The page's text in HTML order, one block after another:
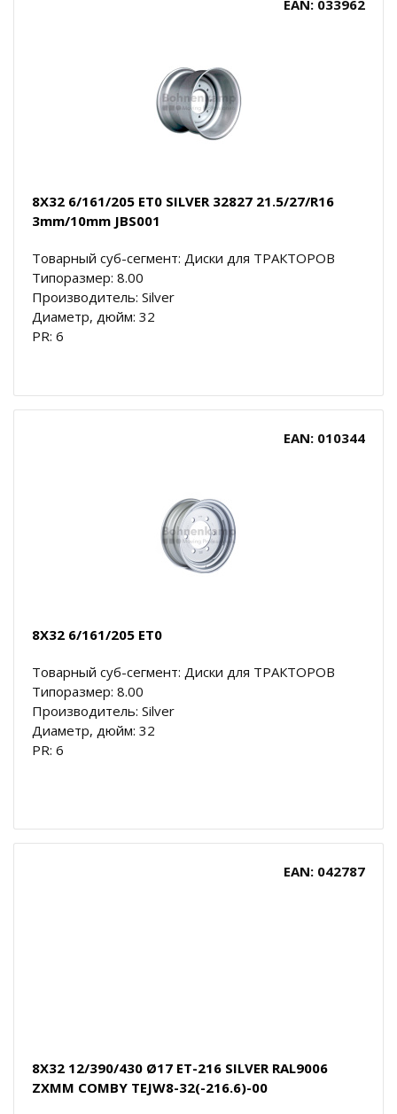
EAN: 033962
8X32 6/161/205 ET0 SILVER 32827 21.5/27/R16
3mm/10mm JBS001
Товарный суб-сегмент: Диски для ТРАКТОРОВ
Типоразмер: 8.00
Производитель: Silver
Диаметр, дюйм: 32
PR: 6
EAN: 010344
8X32 6/161/205 ET0
Товарный суб-сегмент: Диски для ТРАКТОРОВ
Типоразмер: 8.00
Производитель: Silver
Диаметр, дюйм: 32
PR: 6
EAN: 042787
8X32 12/390/430 Ø17 ET-216 SILVER RAL9006
ZXMM COMBY TEJW8-32(-216.6)-00